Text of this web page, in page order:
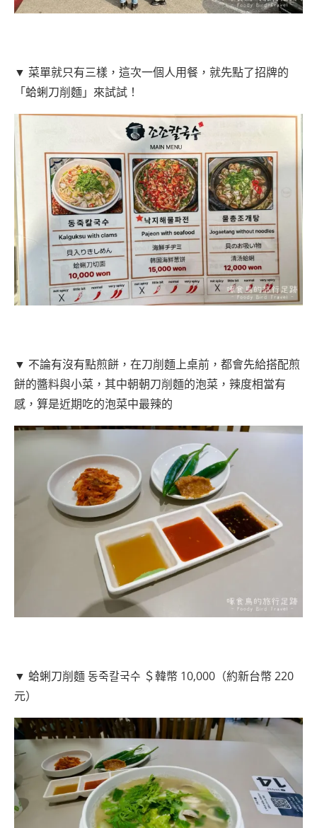
▼ 菜單就只有三樣，這次一個人用餐，就先點了招牌的
「蛤蜊刀削麵」來試試！
▼ 不論有沒有點煎餅，在刀削麵上桌前，都會先給搭配煎
餅的醬料與小菜，其中朝朝刀削麵的泡菜，辣度相當有
感，算是近期吃的泡菜中最辣的
▼ 蛤蜊刀削麵 동죽칼국수 ＄韓幣 10,000（約新台幣 220
元）